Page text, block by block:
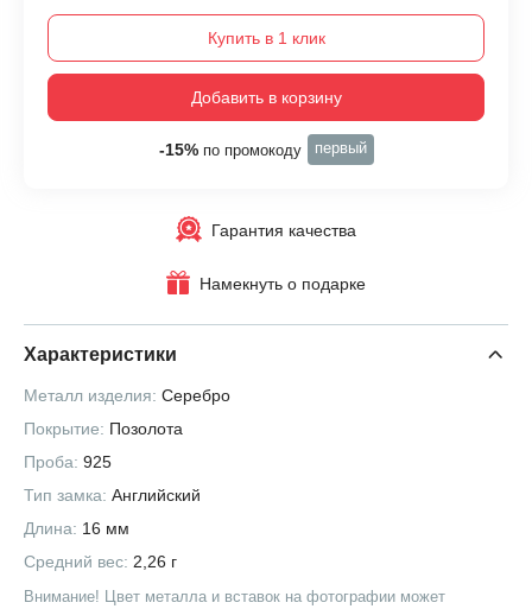
Купить в 1 клик
Добавить в корзину
-15%по промокоду первый
Гарантия качества
Намекнуть о подарке
Характеристики
Металл изделия: Серебро
Покрытие: Позолота
Проба: 925
Тип замка: Английский
Длина: 16 мм
Средний вес: 2,26 г
Внимание! Цвет металла и вставок на фотографии может